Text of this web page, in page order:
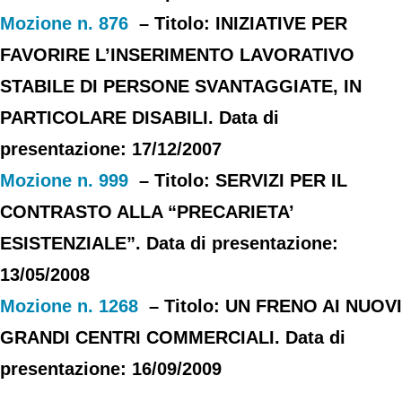
Mozione n. 876 – Titolo: INIZIATIVE PER
FAVORIRE L’INSERIMENTO LAVORATIVO
STABILE DI PERSONE SVANTAGGIATE, IN
PARTICOLARE DISABILI. Data di
presentazione: 17/12/2007
Mozione n. 999 – Titolo: SERVIZI PER IL
CONTRASTO ALLA “PRECARIETA’
ESISTENZIALE”. Data di presentazione:
13/05/2008
Mozione n. 1268 – Titolo: UN FRENO AI NUOVI
GRANDI CENTRI COMMERCIALI. Data di
presentazione: 16/09/2009